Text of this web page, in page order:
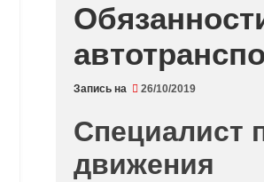
Запись на 26/10/2019
Специалист
движения